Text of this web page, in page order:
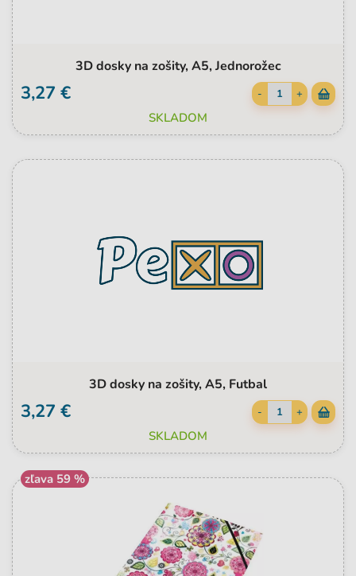
3D dosky na zošity, A5, Jednorožec
3,27 € - +
SKLADOM
3D dosky na zošity, A5, Futbal
3,27 € - +
SKLADOM
zľava 59 %